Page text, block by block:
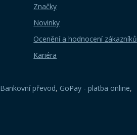
Značky
Novinky
Ocenění a hodnocení zákazníků
Kariéra
Bankovní převod, GoPay - platba online,